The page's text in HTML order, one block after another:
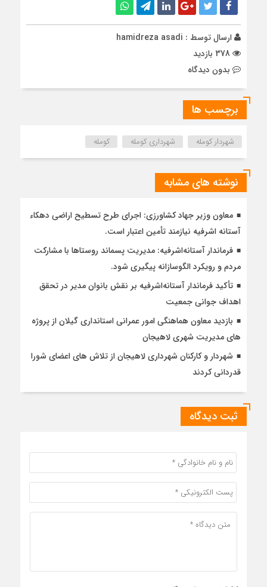
ارسال توسط : hamidreza asadi
بدون دیدگاه
برچسب ها
شهردار کومله شهرداری کومله کومله
نوشته های مشابه
معاون وزیر جهاد کشاورزی: اجرای طرح تسطیح اراضی دهکاء
آستانه اشرفیه نیازمند تأمین اعتبار است.
فرماندار آستانه‌اشرفیه: مدیریت پسماند روستاها با مشارکت
مردم و رویکرد الگوسازانه پیگیری شود.
تأکید فرماندار آستانه‌اشرفیه بر نقش بانوان مدیر در تحقق
اهداف جوانی جمعیت
بازدید معاون هماهنگی امور عمرانی استانداری گیلان از پروژه
های مدیریت شهری لاهیجان
شهردار و کارکنان شهرداری لاهیجان از تلاش های اعضای شورا
قدردانی کردند
ثبت دیدگاه